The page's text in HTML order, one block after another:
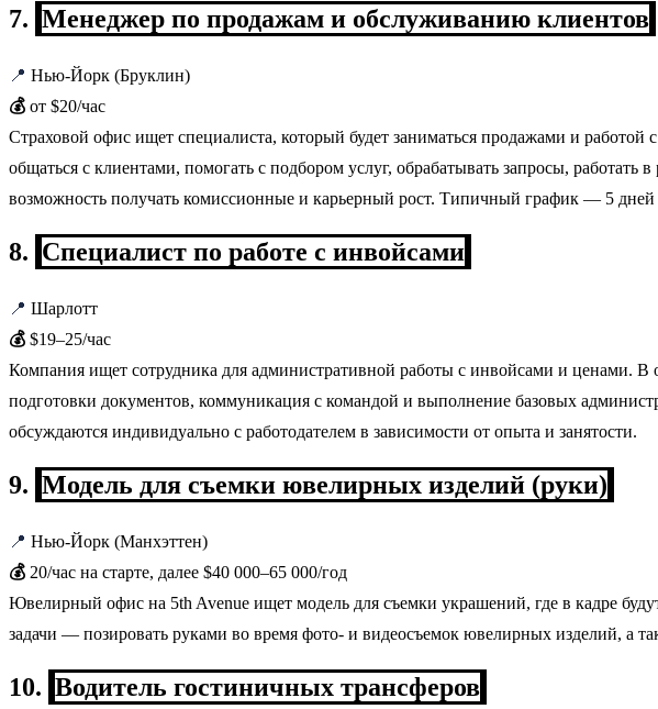
7. Менеджер по продажам и обслуживанию клиентов
📍 Нью-Йорк (Бруклин)
💰 от $20/час
Страховой офис ищет специалиста, который будет заниматься продажами и
общаться с клиентами, помогать с подбором услуг, обрабатывать запросы,
возможность получать комиссионные и карьерный рост. Типичный график — 5
8. Специалист по работе с инвойсами
📍 Шарлотт
💰 $19–25/час
Компания ищет сотрудника для административной работы с инвойсами и ценами. В
подготовки документов, коммуникация с командой и выполнение базовых
обсуждаются индивидуально с работодателем в зависимости от опыта и занятости.
9. Модель для съемки ювелирных изделий (руки)
📍 Нью-Йорк (Манхэттен)
💰 20/час на старте, далее $40 000–65 000/год
Ювелирный офис на 5th Avenue ищет модель для съемки украшений, где в кадре
задачи — позировать руками во время фото- и видеосъемок ювелирных изделий, а
10. Водитель гостиничных трансферов